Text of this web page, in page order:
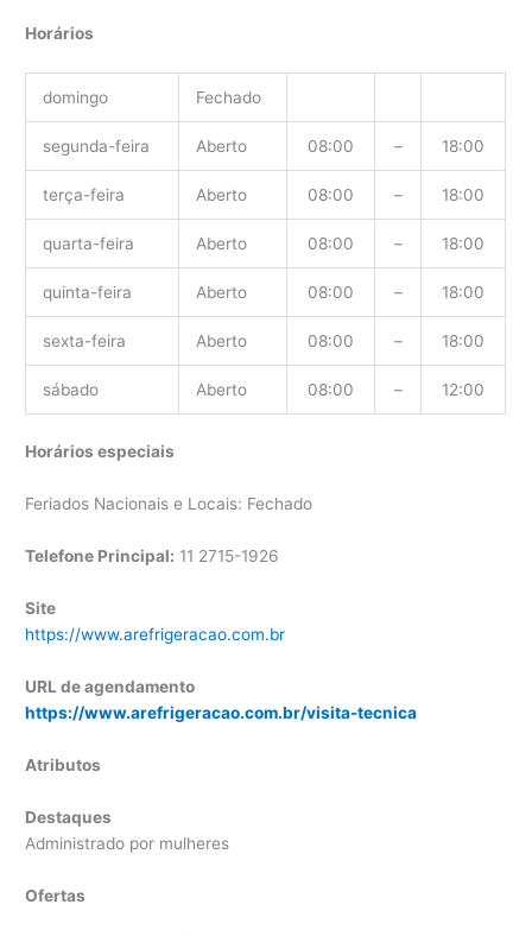
Horários
domingo Fechado
segunda-feira Aberto 08:00 – 18:00
terça-feira Aberto 08:00 – 18:00
quarta-feira Aberto 08:00 – 18:00
quinta-feira Aberto 08:00 – 18:00
sexta-feira Aberto 08:00 – 18:00
sábado Aberto 08:00 – 12:00
Horários especiais
Feriados Nacionais e Locais: Fechado
Telefone Principal: 11 2715-1926
Site
https://www.arefrigeracao.com.br
URL de agendamento
https://www.arefrigeracao.com.br/visita-tecnica
Atributos
Destaques
Administrado por mulheres
Ofertas